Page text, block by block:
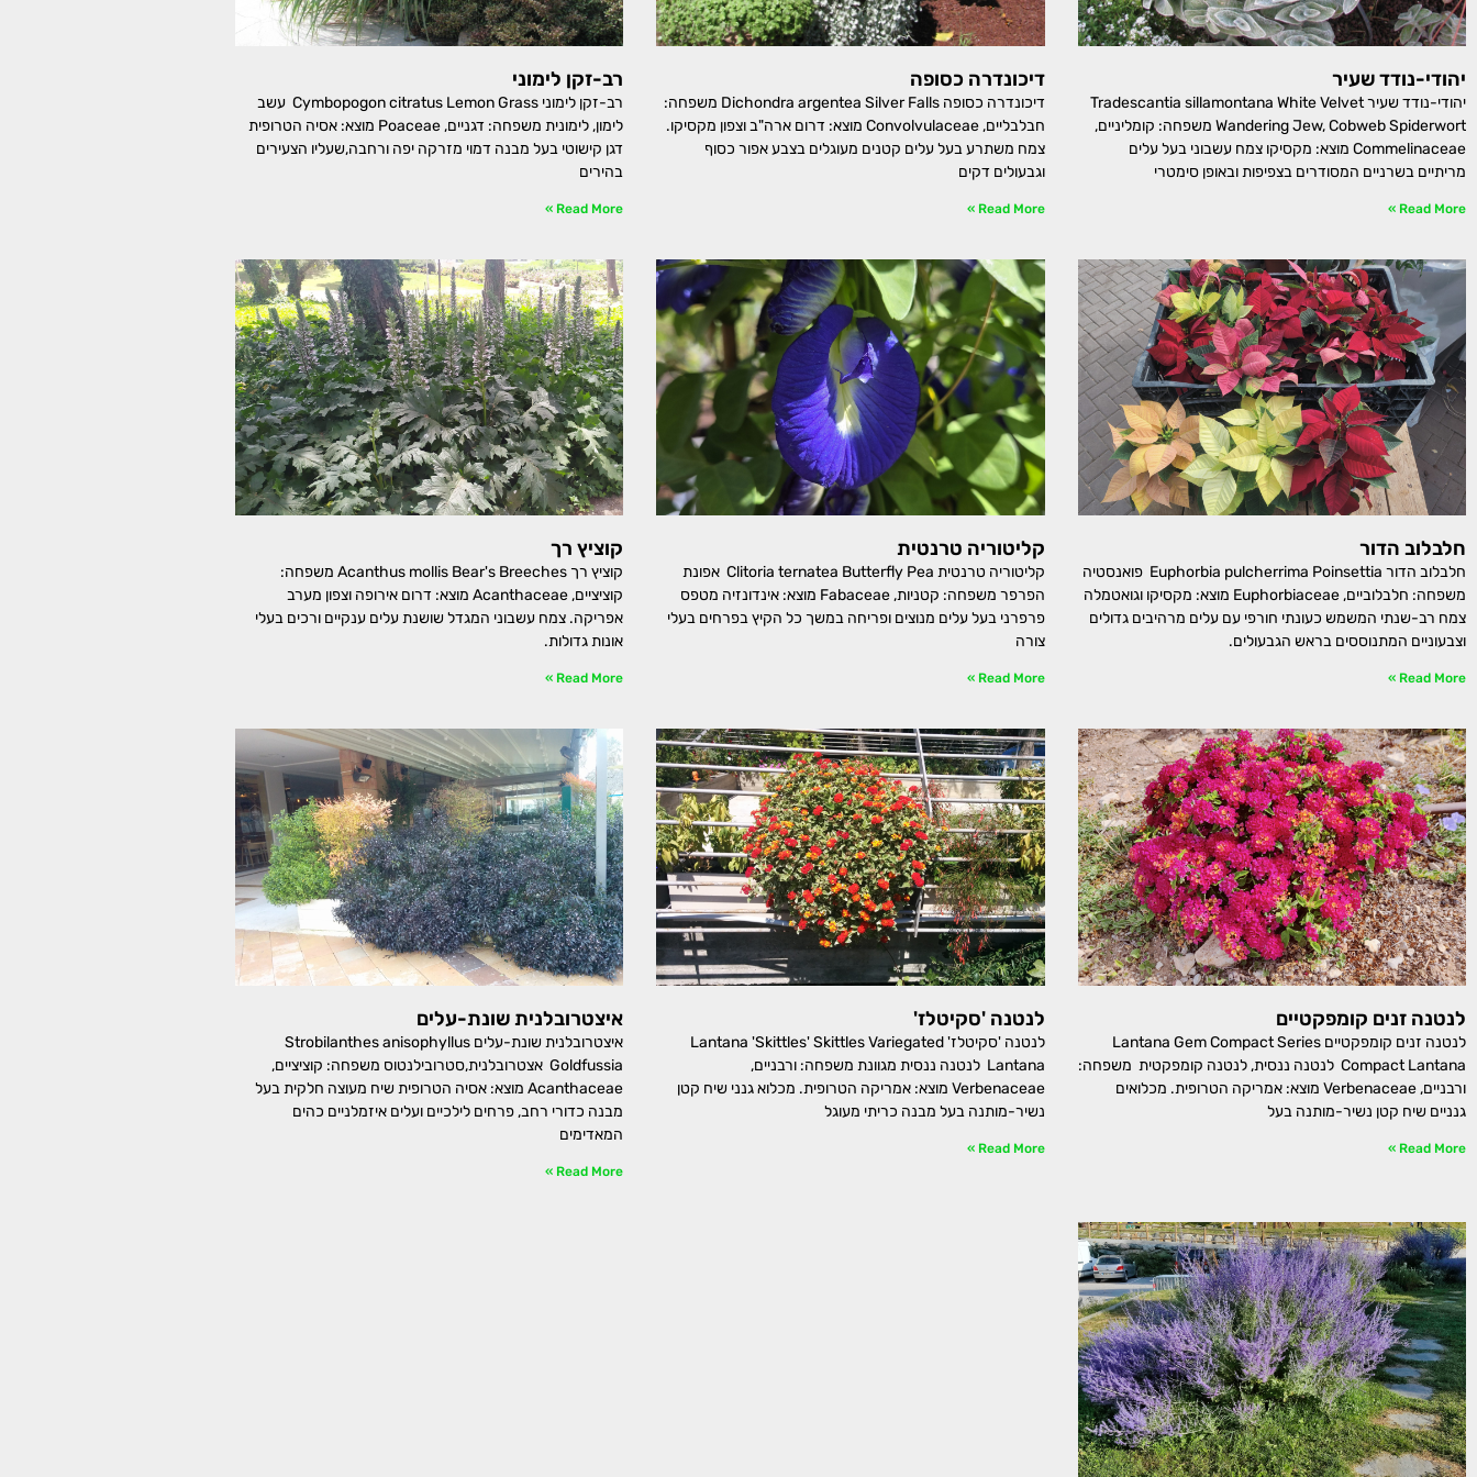
יהודי-נודד שעיר
יהודי-נודד שעיר Tradescantia sillamontana White Velvet
Wandering Jew, Cobweb Spiderwort משפחה: קומליניים,
Commelinaceae מוצא: מקסיקו צמח עשבוני בעל עלים
מריתיים בשרניים המסודרים בצפיפות ובאופן סימטרי
Read More »
דיכונדרה כסופה
דיכונדרה כסופה Dichondra argentea Silver Falls משפחה:
חבלבליים, Convolvulaceae מוצא: דרום ארה"ב וצפון מקסיקו.
צמח משתרע בעל עלים קטנים מעוגלים בצבע אפור כסוף
וגבעולים דקים
Read More »
רב-זקן לימוני
רב-זקן לימוני Cymbopogon citratus Lemon Grass עשב
לימון, לימונית משפחה: דגניים, Poaceae מוצא: אסיה הטרופית
דגן קישוטי בעל מבנה דמוי מזרקה יפה ורחבה,שעליו הצעירים
בהירים
Read More »
חלבלוב הדור
חלבלוב הדור Euphorbia pulcherrima Poinsettia פואנסטיה
משפחה: חלבלוביים, Euphorbiaceae מוצא: מקסיקו וגואטמלה
צמח רב-שנתי המשמש כעונתי חורפי עם עלים מרהיבים גדולים
וצבעוניים המתנוססים בראש הגבעולים.
Read More »
קליטוריה טרנטית
קליטוריה טרנטית Clitoria ternatea Butterfly Pea אפונת
הפרפר משפחה: קטניות, Fabaceae מוצא: אינדונזיה מטפס
פרפרני בעל עלים מנוצים ופריחה במשך כל הקיץ בפרחים בעלי
צורה
Read More »
קוציץ רך
קוציץ רך Acanthus mollis Bear's Breeches משפחה:
קוציציים, Acanthaceae מוצא: דרום אירופה וצפון מערב
אפריקה. צמח עשבוני המגדל שושנת עלים ענקיים ורכים בעלי
אונות גדולות.
Read More »
לנטנה זנים קומפקטיים
לנטנה זנים קומפקטיים Lantana Gem Compact Series
Compact Lantana לנטנה ננסית, לנטנה קומפקטית משפחה:
ורבניים, Verbenaceae מוצא: אמריקה הטרופית. מכלואים
גנניים שיח קטן נשיר-מותנה בעל
Read More »
לנטנה 'סקיטלז'
לנטנה 'סקיטלז' Lantana 'Skittles' Skittles Variegated
Lantana לנטנה ננסית מגוונת משפחה: ורבניים,
Verbenaceae מוצא: אמריקה הטרופית. מכלוא גנני שיח קטן
נשיר-מותנה בעל מבנה כריתי מעוגל
Read More »
איצטרובלנית שונת-עלים
איצטרובלנית שונת-עלים Strobilanthes anisophyllus
Goldfussia אצטרובלנית,סטרובילנטוס משפחה: קוציציים,
Acanthaceae מוצא: אסיה הטרופית שיח מעוצה חלקית בעל
מבנה כדורי רחב, פרחים לילכיים ועלים איזמלניים כהים
המאדימים
Read More »